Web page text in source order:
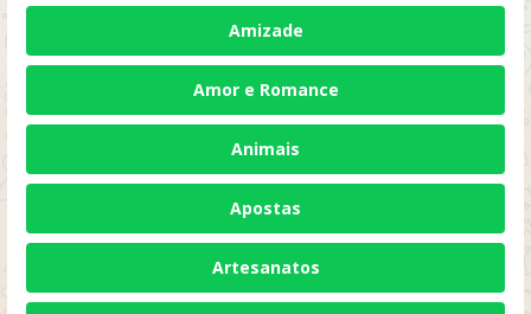
Amizade
Amor e Romance
Animais
Apostas
Artesanatos